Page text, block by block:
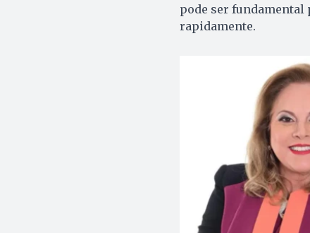
pode ser fundamental
rapidamente.